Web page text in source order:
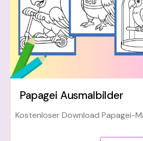
Papagei Ausmalbilder
Kostenloser Download Papagei-